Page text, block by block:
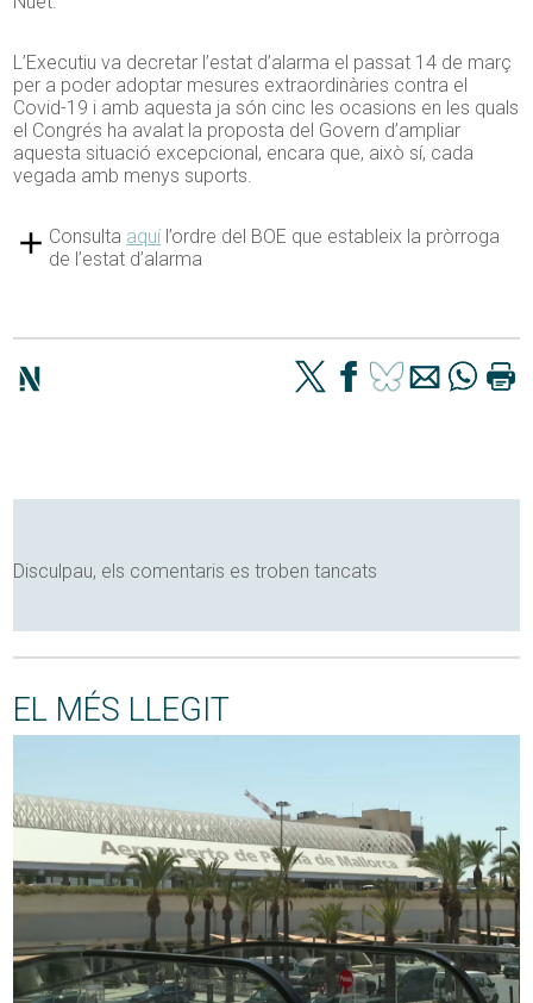
L’Executiu va decretar l’estat d’alarma el passat 14 de març
per a poder adoptar mesures extraordinàries contra el
Covid-19 i amb aquesta ja són cinc les ocasions en les quals
el Congrés ha avalat la proposta del Govern d’ampliar
aquesta situació excepcional, encara que, això sí, cada
vegada amb menys suports.
Consulta aquí l’ordre del BOE que estableix la pròrroga
de l’estat d’alarma
Disculpau, els comentaris es troben tancats
EL MÉS LLEGIT